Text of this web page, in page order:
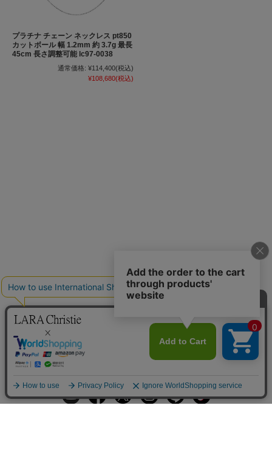
プラチナ チェーン ネックレス pt850
カットボール 幅 1.2mm 約 3.7g 最長
45cm 長さ調整可能 lc97-0038
通常価格: ¥114,400(税込)
¥108,680(税込)